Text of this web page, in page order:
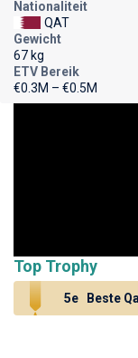
Nationaliteit
QAT
Gewicht
67 kg
ETV Bereik
€0.3M – €0.5M
Top Trophy
5e Beste